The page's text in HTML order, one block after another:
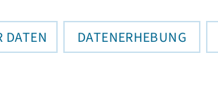
DATEN DATENERHEBUNG